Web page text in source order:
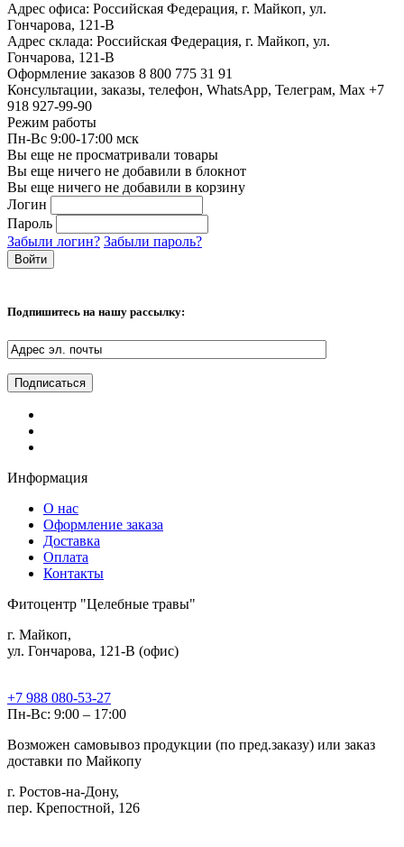
Адрес офиса: Российская Федерация, г. Майкоп, ул.
Гончарова, 121-В
Адрес склада: Российская Федерация, г. Майкоп, ул.
Гончарова, 121-В
Оформление заказов 8 800 775 31 91
Консультации, заказы, телефон, WhatsApp, Телеграм, Мах +7
918 927-99-90
Режим работы
Пн-Вс 9:00-17:00 мск
Вы еще не просматривали товары
Вы еще ничего не добавили в блокнот
Вы еще ничего не добавили в корзину
Логин
Пароль
Забыли логин? Забыли пароль?
Подпишитесь на нашу рассылку:
Информация
О нас
Оформление заказа
Доставка
Оплата
Контакты
Фитоцентр "Целебные травы"
г. Майкоп,
ул. Гончарова, 121-В (офис)
+7 988 080-53-27
Пн-Вс: 9:00 – 17:00
Возможен самовывоз продукции (по пред.заказу) или заказ
доставки по Майкопу
г. Ростов-на-Дону,
пер. Крепостной, 126